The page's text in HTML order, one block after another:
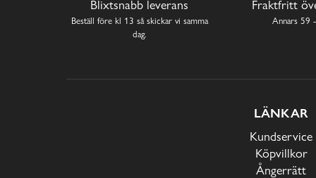
Blixtsnabb leverans
Beställ före kl 13 så skickar vi samma
dag.
Fraktfritt
Annars 59
LÄNKAR
Kundservice
Köpvillkor
Ångerrätt